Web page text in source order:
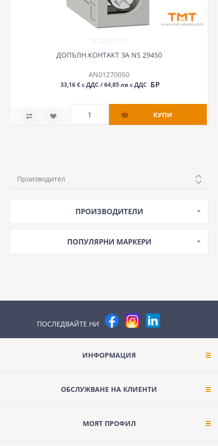
ДОПЪЛН.КОНТАКТ ЗА NS 29450
AN01270050
33,16 € с ДДС / 64,85 лв с ДДС БР
Производител
ПРОИЗВОДИТЕЛИ
ПОПУЛЯРНИ МАРКЕРИ
ПОСЛЕДВАЙТЕ НИ
ИНФОРМАЦИЯ
ОБСЛУЖВАНЕ НА КЛИЕНТИ
МОЯТ ПРОФИЛ